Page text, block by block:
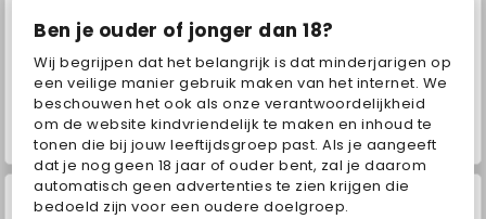
Ben je ouder of jonger dan 18?
Wij begrijpen dat het belangrijk is dat minderjarigen op
een veilige manier gebruik maken van het internet. We
beschouwen het ook als onze verantwoordelijkheid
om de website kindvriendelijk te maken en inhoud te
tonen die bij jouw leeftijdsgroep past. Als je aangeeft
dat je nog geen 18 jaar of ouder bent, zal je daarom
automatisch geen advertenties te zien krijgen die
bedoeld zijn voor een oudere doelgroep.
ASMR Makeover & Makeup Studio World War 2 Shooter